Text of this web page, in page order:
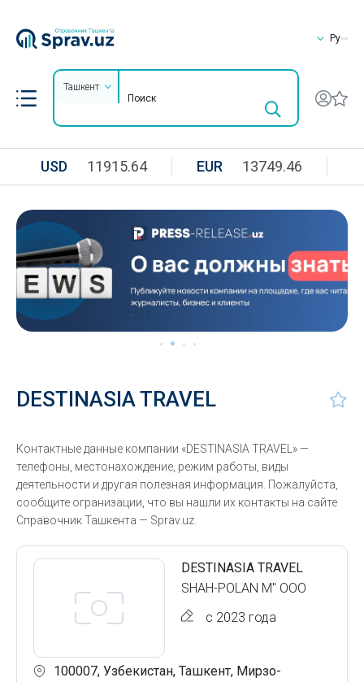
Ру
Ташкент
USD 11915.64 EUR 13749.46
DESTINASIA TRAVEL
Контактные данные компании «DESTINASIA TRAVEL» —
телефоны, местонахождение, режим работы, виды
деятельности и другая полезная информация. Пожалуйста,
сообщите огранизации, что вы нашли их контакты на сайте
Справочник Ташкента — Sprav.uz.
DESTINASIA TRAVEL
SHAH-POLAN M" ООО
с 2023 года
100007, Узбекистан, Ташкент, Мирзо-